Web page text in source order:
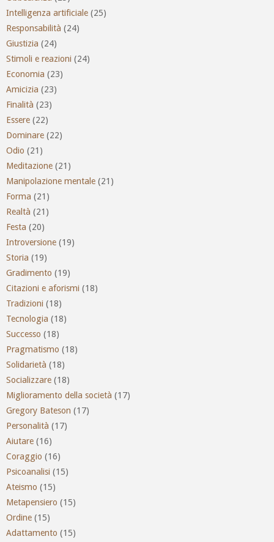
Intelligenza artificiale (25)
Responsabilità (24)
Giustizia (24)
Stimoli e reazioni (24)
Economia (23)
Amicizia (23)
Finalità (23)
Essere (22)
Dominare (22)
Odio (21)
Meditazione (21)
Manipolazione mentale (21)
Forma (21)
Realtà (21)
Festa (20)
Introversione (19)
Storia (19)
Gradimento (19)
Citazioni e aforismi (18)
Tradizioni (18)
Tecnologia (18)
Successo (18)
Pragmatismo (18)
Solidarietà (18)
Socializzare (18)
Miglioramento della società (17)
Gregory Bateson (17)
Personalità (17)
Aiutare (16)
Coraggio (16)
Psicoanalisi (15)
Ateismo (15)
Metapensiero (15)
Ordine (15)
Adattamento (15)